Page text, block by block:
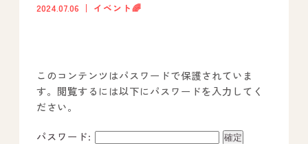
事業所のご案内
－ オールピース宗像事業所
－ オールピース福津事業所
2024.07.06 イベント🌈
このコンテンツはパスワードで保護されていま
す。閲覧するには以下にパスワードを入力してく
ださい。
パスワード: